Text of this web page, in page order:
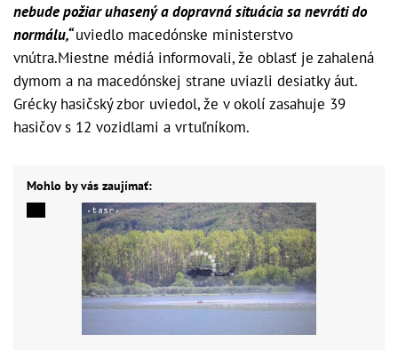
nebude požiar uhasený a dopravná situácia sa nevráti do
normálu,“uviedlo macedónske ministerstvo
vnútra.Miestne médiá informovali, že oblasť je zahalená
dymom a na macedónskej strane uviazli desiatky áut.
Grécky hasičský zbor uviedol, že v okolí zasahuje 39
hasičov s 12 vozidlami a vrtuľníkom.
Mohlo by vás zaujímať: